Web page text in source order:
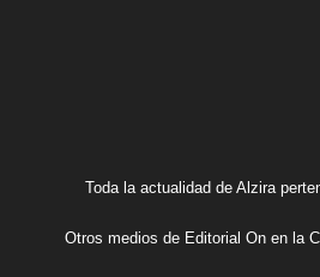
Toda la actualidad de Alzira
Otros medios de Editorial On en la